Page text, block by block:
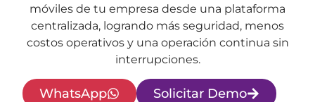
móviles de tu empresa desde una plataforma
centralizada, logrando más seguridad, menos
costos operativos y una operación continua sin
interrupciones.
WhatsApp Solicitar Demo